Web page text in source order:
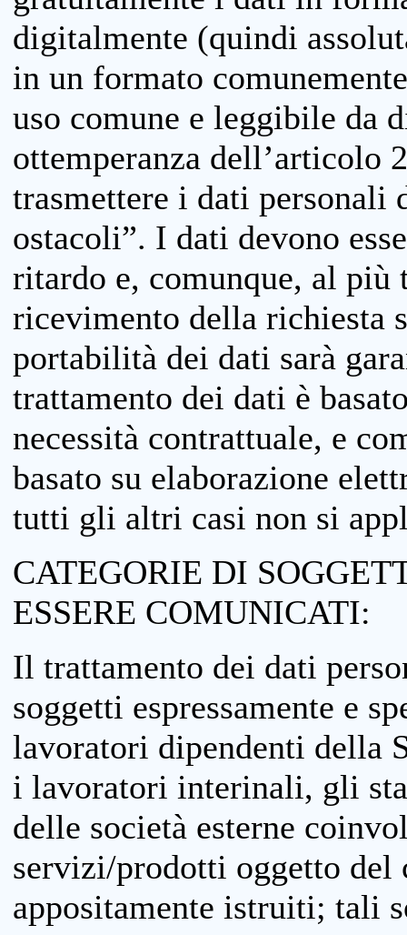
digitalmente (quindi
in un formato
uso comune e leggibile da
ottemperanza dell’articolo
trasmettere i dati personali
ostacoli”. I dati devono
ritardo e, comunque, al più
ricevimento della richiesta
portabilità dei dati sarà
trattamento dei dati è
necessità contrattuale, e
basato su elaborazione
tutti gli altri casi non si
CATEGORIE DI
ESSERE COMUNICATI:
Il trattamento dei dati
soggetti espressamente e
lavoratori dipendenti della
i lavoratori interinali, gli
delle società esterne
servizi/prodotti oggetto
appositamente istruiti; tali